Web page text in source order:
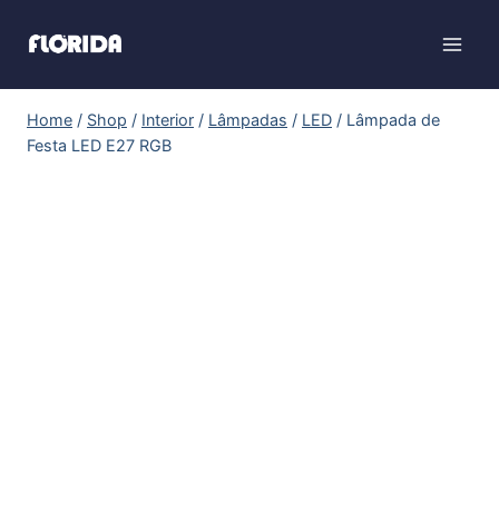
Home / Shop / Interior / Lâmpadas / LED / Lâmpada de
Festa LED E27 RGB